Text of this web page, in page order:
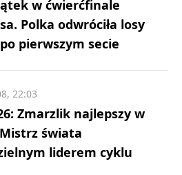
w ćwierćfinale
Polka odwróciła losy
pierwszym secie
Zmarzlik najlepszy w
świata
liderem cyklu
22:03